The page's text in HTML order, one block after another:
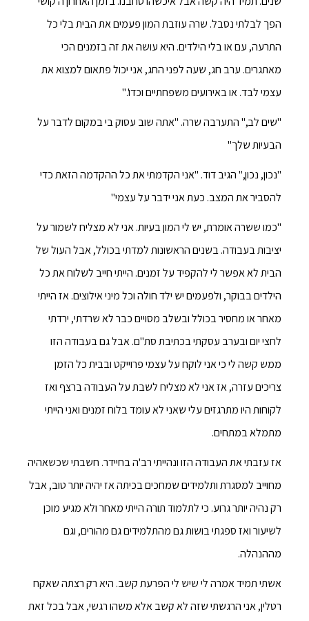
הפך לבלתי נסבל. שרה עוזבת המון פעמים את הבית בלי כל
התרעה, עם או בלי הילדים. היא עושה את זה בזמנים הכי
מאתגרים. ערב חג, שעה לפני החג, אני יכול פתאום למצוא את
עצמי לבד. או באירועים משפחתיים וכדו'."
"שים לב," התערבה שרה. "אתה שוב עסוק בי במקום לדבר על
הבעיות שלך"
"נכון, נכון," הגיב דוד. "אני הקדמתי את כל ההקדמה הזאת כדי
להסביר את המצב. כעת אני ידבר על עצמי"
"כמו ששרה אומרת, יש לי המון בעיות. אני לא מצליח לשמור על
יציבות בעבודה. בשנים הראשונות למדתי בכולל, אבל העול של
הבית לא אפשר לי להקפיד על זמנים. הייתי חייב לשלוח את כל
הילדים בבוקר, ולפעמים יש ילד חולה וכל מיני אילוצים. אז הייתי
מאחר או מחסיר בכולל ובשלב מסויים כבר לא שרדתי, ירדתי
לחצי יום ובערב עסקתי בכתיבת סת"ם. אבל גם בעבודה הזו
ממש קשה לי כי אני לוקח על עצמי פרוייקט ובבית כל הזמן
צריכים עזרה, אז אני לא מצליח לשבת על העבודה ברצף ואז
לקוחות היו מתרגזים עלי שאני לא עומד בלוח זמנים ואני הייתי
מתמלא במתחים.
אז עזבתי את העבודה הזו ונהייתי רב'ה בחיידר. חשבתי שכשאהיה
מחוייב למסגרת ותלמידים שמחכים בכיתה אז יהיה יותר טוב, אבל
רק נהיה יותר גרוע. כי לתלמוד תורה הייתי מאחר ולא מגיע מוכן
לשיעור ואז ספגתי בושות גם מהתלמידים גם מהורים, וגם
מההנהלה.
אשתי תמיד אמרה לי שיש לי הפרעת קשב. היא רק רצתה שאקח
רטלין, אני הרגשתי שזה לא קשב אלא משהו רגשי, אבל בכל זאת